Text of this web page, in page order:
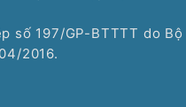
số 197/GP-BTTTT do
2016.